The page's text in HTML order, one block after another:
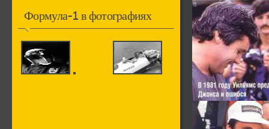
Формула-1 в фотографиях